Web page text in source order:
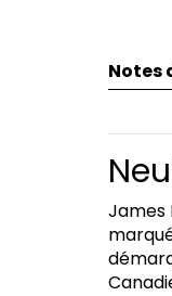
Notes
James